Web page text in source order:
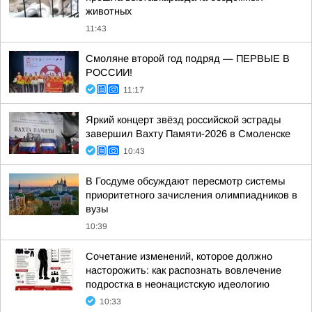
животных
11:43
Смоляне второй год подряд — ПЕРВЫЕ В
РОССИИ!
11:17
Яркий концерт звёзд российской эстрады
завершил Вахту Памяти-2026 в Смоленске
10:43
В Госдуме обсуждают пересмотр системы
приоритетного зачисления олимпиадников в
вузы
10:39
Сочетание изменений, которое должно
насторожить: как распознать вовлечение
подростка в неонацистскую идеологию
10:33